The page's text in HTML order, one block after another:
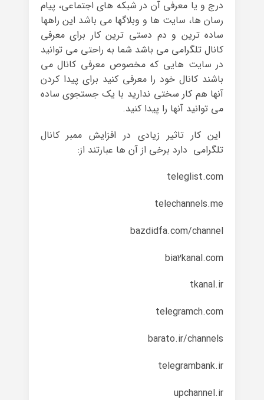
درج و یا معرفی آن در شبکه های اجتماعی، پیام
رسان ها، سایت ها و وبلاگها می باشد این راهها
ساده ترین و دم دستی ترین کار برای معرفی
کانال تلگرامی می باشد شما به راحتی می توانید
در سایت هایی که مخصوص معرفی کانال می
باشند کانال خود را معرفی کنید برای پیدا کردن
آنها هم کار سختی ندارید با یک جستجوی ساده
می توانید آنها را پیدا کنید.
این کار تاثیر زیادی در افزایش ممبر کانال
تلگرامی دارد برخی از آن ها عبارتند از:
teleglist.com
telechannels.me
bazdidfa.com/channel
bia2kanal.com
tkanal.ir
telegramch.com
barato.ir/channels
telegrambank.ir
upchannel.ir